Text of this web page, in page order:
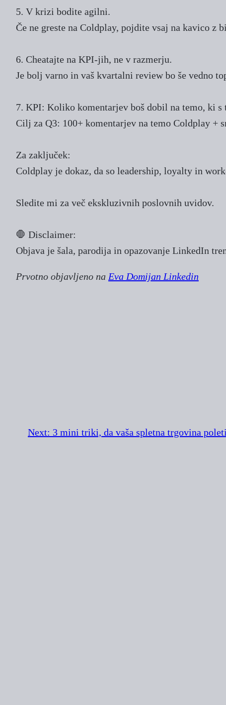
5. V krizi bodite agilni.
Če ne greste na Coldplay, pojdite vsaj na kavico
6. Cheatajte na KPI-jih, ne v razmerju.
Je bolj varno in vaš kvartalni review bo še vedno
7. KPI: Koliko komentarjev boš dobil na temo, ki s
Cilj za Q3: 100+ komentarjev na temo Coldplay +
Za zaključek:
Coldplay je dokaz, da so leadership, loyalty in
Sledite mi za več ekskluzivnih poslovnih uvidov.
🛑 Disclaimer:
Objava je šala, parodija in opazovanje LinkedIn
Prvotno objavljeno na Eva Domijan Linkedin
Next: 3 mini triki, da vaša spletna trgovina